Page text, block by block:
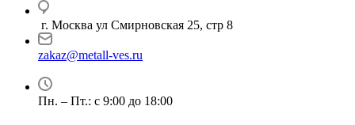
г. Москва ул Смирновская 25, стр 8
zakaz@metall-ves.ru
Пн. – Пт.: с 9:00 до 18:00